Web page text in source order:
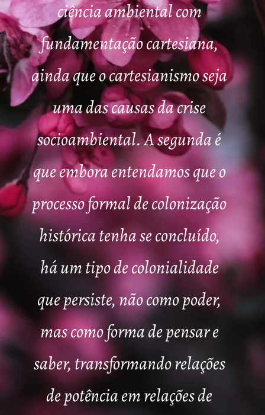
ciência ambiental com
fundamentação cartesiana,
ainda que o cartesianismo seja
uma das causas da crise
socioambiental. A segunda é
que embora entendamos que o
processo formal de colonização
histórica tenha se concluído,
há um tipo de colonialidade
que persiste, não como poder,
mas como forma de pensar e
saber, transformando relações
de potência em relações de